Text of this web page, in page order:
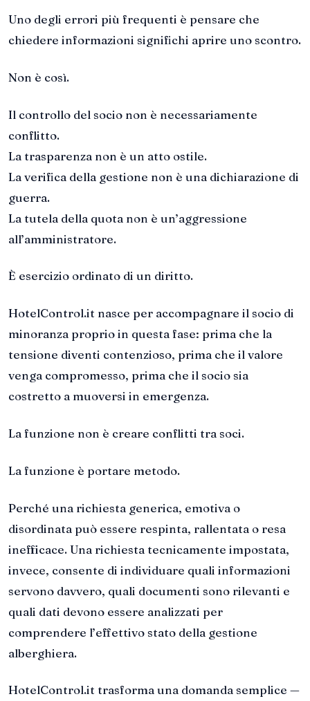
Uno degli errori più frequenti è pensare che
chiedere informazioni significhi aprire uno scontro.
Non è così.
Il controllo del socio non è necessariamente
conflitto.
La trasparenza non è un atto ostile.
La verifica della gestione non è una dichiarazione di
guerra.
La tutela della quota non è un’aggressione
all’amministratore.
È esercizio ordinato di un diritto.
HotelControl.it nasce per accompagnare il socio di
minoranza proprio in questa fase: prima che la
tensione diventi contenzioso, prima che il valore
venga compromesso, prima che il socio sia
costretto a muoversi in emergenza.
La funzione non è creare conflitti tra soci.
La funzione è portare metodo.
Perché una richiesta generica, emotiva o
disordinata può essere respinta, rallentata o resa
inefficace. Una richiesta tecnicamente impostata,
invece, consente di individuare quali informazioni
servono davvero, quali documenti sono rilevanti e
quali dati devono essere analizzati per
comprendere l’effettivo stato della gestione
alberghiera.
HotelControl.it trasforma una domanda semplice —